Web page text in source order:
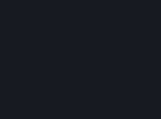
Você será notificado por e-mail
saldo da Carteira Steam e sobre
(sessenta) dias corridos antes de a
vigor. Seu uso contínuo da Conta
(trinta) dias corridos antes das
vigor constituirá sua aceitação das
concordar com as alterações, seu
encerrar sua Conta Steam ou
Steam. Neste caso, a Valve não
obrigação de reembolsar quaisquer
remanescentes em sua Carteira